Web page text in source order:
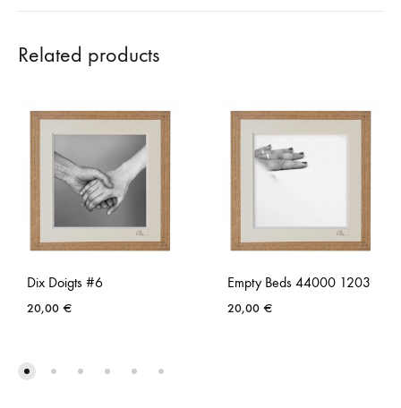
Related products
Dix Doigts #6
20,00 €
Empty Beds 44000 1203
20,00 €